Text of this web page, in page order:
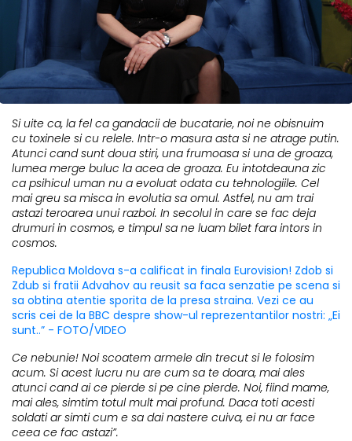
Si uite ca, la fel ca gandacii de bucatarie, noi ne obisnuim
cu toxinele si cu relele. Intr-o masura asta si ne atrage putin.
Atunci cand sunt doua stiri, una frumoasa si una de groaza,
lumea merge buluc la acea de groaza. Eu intotdeauna zic
ca psihicul uman nu a evoluat odata cu tehnologiile. Cel
mai greu sa misca in evolutia sa omul. Astfel, nu am trai
astazi teroarea unui razboi. In secolul in care se fac deja
drumuri in cosmos, e timpul sa ne luam bilet fara intors in
cosmos.
Republica Moldova s-a calificat in finala Eurovision! Zdob si
Zdub si fratii Advahov au reusit sa faca senzatie pe scena si
sa obtina atentie sporita de la presa straina. Vezi ce au
scris cei de la BBC despre show-ul reprezentantilor nostri: „Ei
sunt..” - FOTO/VIDEO
Ce nebunie! Noi scoatem armele din trecut si le folosim
acum. Si acest lucru nu are cum sa te doara, mai ales
atunci cand ai ce pierde si pe cine pierde. Noi, fiind mame,
mai ales, simtim totul mult mai profund. Daca toti acesti
soldati ar simti cum e sa dai nastere cuiva, ei nu ar face
ceea ce fac astazi”.